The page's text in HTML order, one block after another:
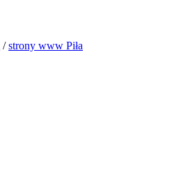
/ strony www Piła